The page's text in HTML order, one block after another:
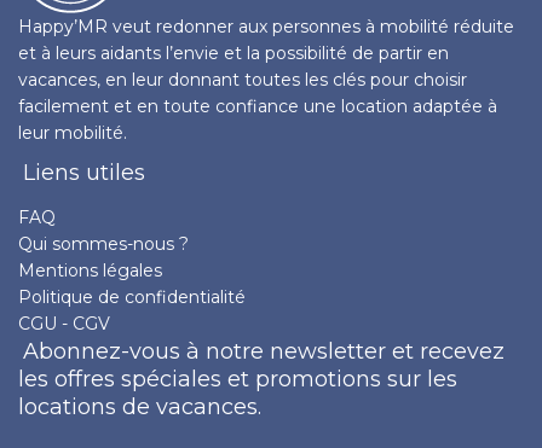
Happy’MR veut redonner aux personnes à mobilité réduite
et à leurs aidants l’envie et la possibilité de partir en
vacances, en leur donnant toutes les clés pour choisir
facilement et en toute confiance une location adaptée à
leur mobilité.
Liens utiles
FAQ
Qui sommes-nous ?
Mentions légales
Politique de confidentialité
CGU - CGV
Abonnez-vous à notre newsletter et recevez
les offres spéciales et promotions sur les
locations de vacances.